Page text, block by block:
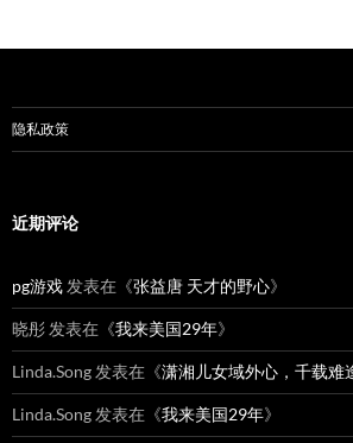
隐私政策
近期评论
pg游戏 发表在《张益唐 天才的野心》
晓彤 发表在《我来美国29年》
Linda.Song 发表在《潇湘儿女域外心，千载难
Linda.Song 发表在《我来美国29年》